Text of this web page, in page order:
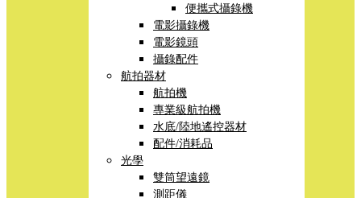
便攜式攝錄機
電影攝錄機
電影鏡頭
攝錄配件
航拍器材
航拍機
專業級航拍機
水底/陸地遙控器材
配件/消耗品
光學
雙筒望遠鏡
測距儀